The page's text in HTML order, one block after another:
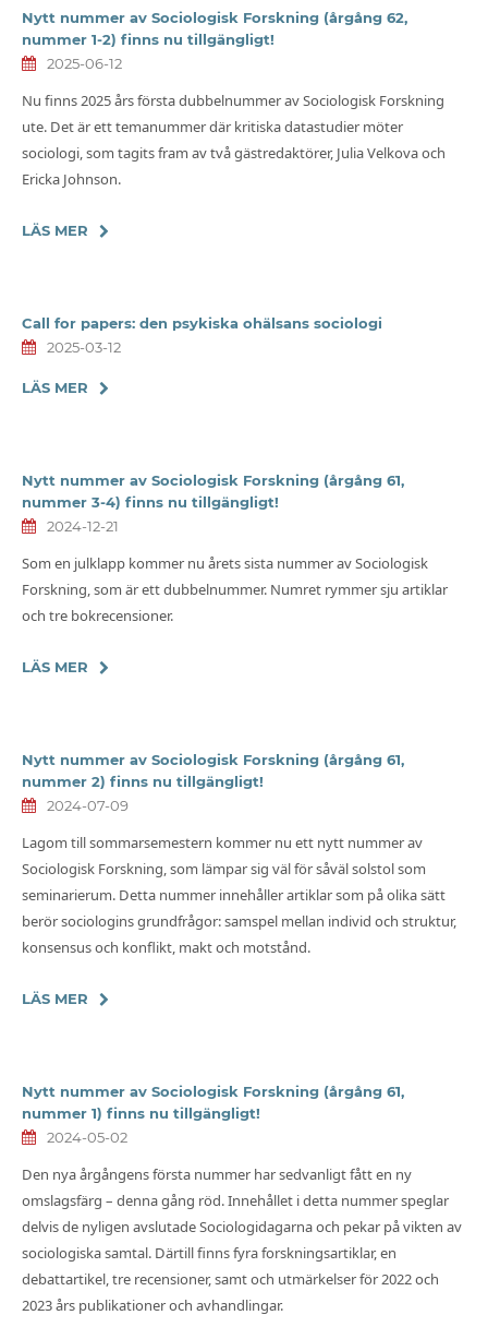
Nytt nummer av Sociologisk Forskning (årgång 62,
nummer 1-2) finns nu tillgängligt!
2025-06-12
Nu finns 2025 års första dubbelnummer av Sociologisk Forskning
ute. Det är ett temanummer där kritiska datastudier möter
sociologi, som tagits fram av två gästredaktörer, Julia Velkova och
Ericka Johnson.
LÄS MER
Call for papers: den psykiska ohälsans sociologi
2025-03-12
LÄS MER
Nytt nummer av Sociologisk Forskning (årgång 61,
nummer 3-4) finns nu tillgängligt!
2024-12-21
Som en julklapp kommer nu årets sista nummer av Sociologisk
Forskning, som är ett dubbelnummer. Numret rymmer sju artiklar
och tre bokrecensioner.
LÄS MER
Nytt nummer av Sociologisk Forskning (årgång 61,
nummer 2) finns nu tillgängligt!
2024-07-09
Lagom till sommarsemestern kommer nu ett nytt nummer av
Sociologisk Forskning, som lämpar sig väl för såväl solstol som
seminarierum. Detta nummer innehåller artiklar som på olika sätt
berör sociologins grundfrågor: samspel mellan individ och struktur,
konsensus och konflikt, makt och motstånd.
LÄS MER
Nytt nummer av Sociologisk Forskning (årgång 61,
nummer 1) finns nu tillgängligt!
2024-05-02
Den nya årgångens första nummer har sedvanligt fått en ny
omslagsfärg – denna gång röd. Innehållet i detta nummer speglar
delvis de nyligen avslutade Sociologidagarna och pekar på vikten av
sociologiska samtal. Därtill finns fyra forskningsartiklar, en
debattartikel, tre recensioner, samt och utmärkelser för 2022 och
2023 års publikationer och avhandlingar.